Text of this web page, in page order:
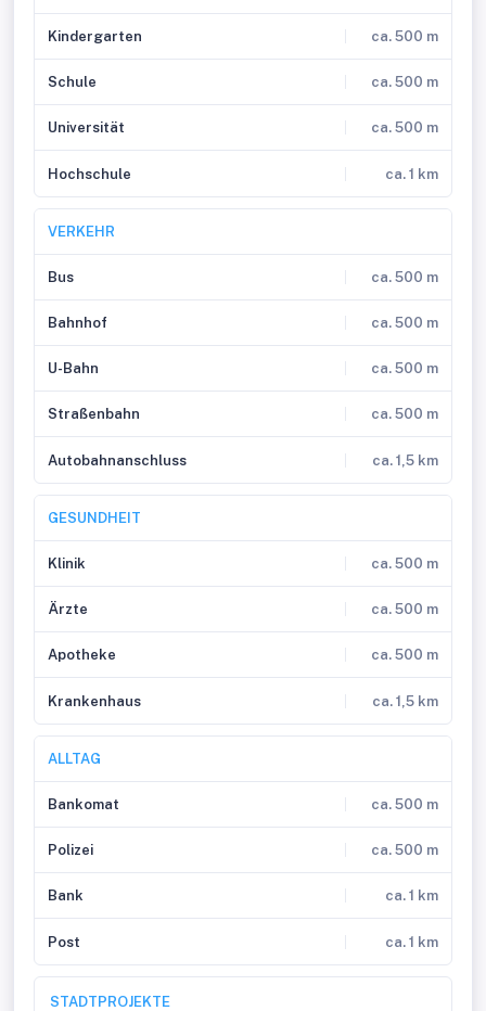
Kindergarten ca. 500 m
Schule ca. 500 m
Universität ca. 500 m
Hochschule ca. 1 km
VERKEHR
Bus ca. 500 m
Bahnhof ca. 500 m
U-Bahn ca. 500 m
Straßenbahn ca. 500 m
Autobahnanschluss ca. 1,5 km
GESUNDHEIT
Klinik ca. 500 m
Ärzte ca. 500 m
Apotheke ca. 500 m
Krankenhaus ca. 1,5 km
ALLTAG
Bankomat ca. 500 m
Polizei ca. 500 m
Bank ca. 1 km
Post ca. 1 km
STADTPROJEKTE